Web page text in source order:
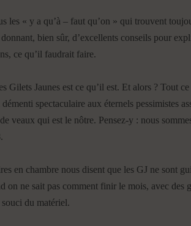
les « y a qu’à – faut qu’on » qui trouvent
bien sûr, d’excellents conseils pour
ce qu’il faudrait faire.
Gilets Jaunes est ce qu’il est. Et alors ? Tout
démenti spectaculaire aux éternels pessimistes
veaux qui est le nôtre. Pensez-y : nous
en chambre nous disent que les GJ ne sont
on ne sait pas comment finir le mois, avec des
du matériel.